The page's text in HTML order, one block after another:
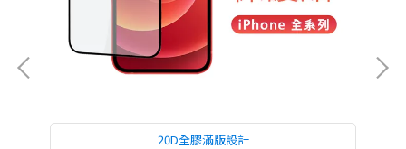
20D全膠滿版設計